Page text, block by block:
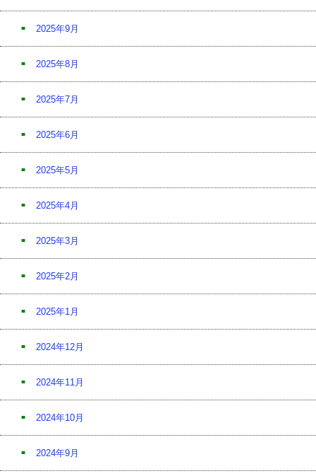
2025年9月
2025年8月
2025年7月
2025年6月
2025年5月
2025年4月
2025年3月
2025年2月
2025年1月
2024年12月
2024年11月
2024年10月
2024年9月